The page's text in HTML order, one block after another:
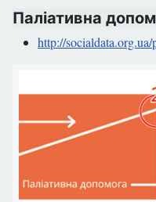
Паліативна
http://